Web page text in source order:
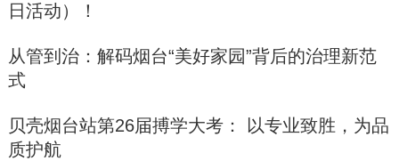
日活动）！
从管到治：解码烟台“美好家园”背后的治理新范
式
贝壳烟台站第26届搏学大考： 以专业致胜，为品
质护航